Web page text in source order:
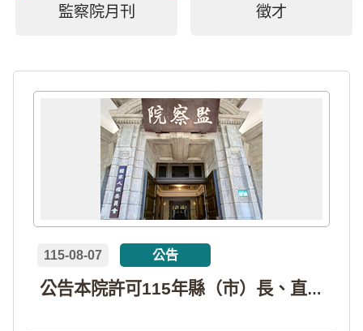
監察院月刊 徵才
公告本院許可115年縣（市）長、直轄市議員、縣（市）議員擬參選人開立政治獻金專戶共計4戶。各專戶得收受政治獻金期間為自專戶許可設立日起至115年11月27日止，專戶名冊詳如附件。
115-08-07 公告